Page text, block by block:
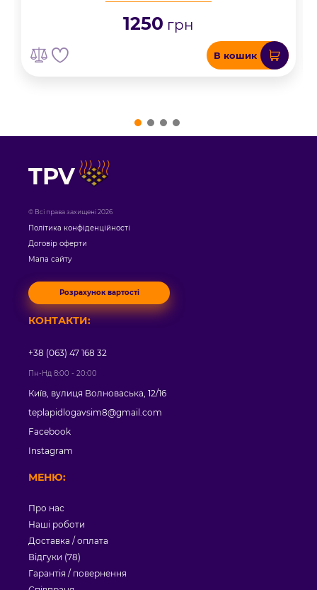
1250 грн
В кошик
TPV
© Всі права захищені 2026
Політика конфіденційності
Договір оферти
Мапа сайту
Розрахунок вартості
МЕНЮ:
Про нас
Наші роботи
Доставка / оплата
Відгуки (78)
Гарантія / повернення
КОНТАКТИ:
+38 (063) 47 168 32
Пн-Нд 8:00 - 20:00
Київ, вулиця Волноваська, 12/16
teplapidlogavsim8@gmail.com
Facebook
Instagram